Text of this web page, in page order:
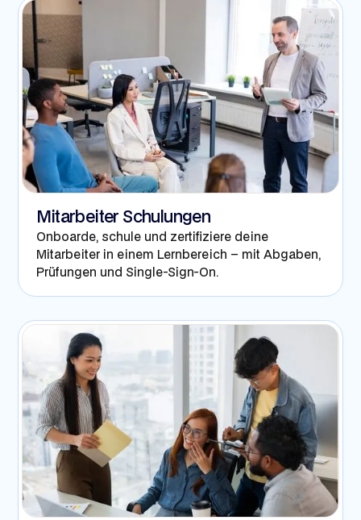
Mitarbeiter Schulungen
Onboarde, schule und zertifiziere deine
Mitarbeiter in einem Lernbereich – mit Abgaben,
Prüfungen und Single-Sign-On.